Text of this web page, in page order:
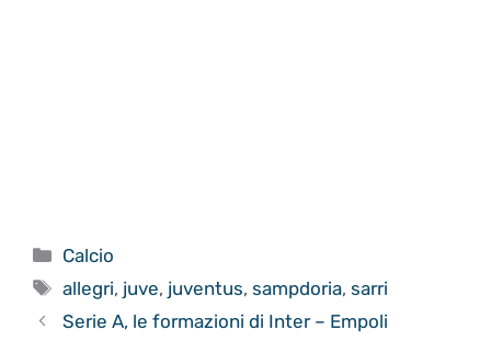
Categorie
Calcio
Tag
allegri, juve, juventus,sampdoria,sarri
Serie A, le formazioni di Inter – Empoli